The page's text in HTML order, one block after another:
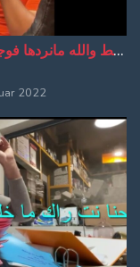
اهو بوسط والله مانردها فوجهكم اخوتي وخواتاتي لعزا
2022